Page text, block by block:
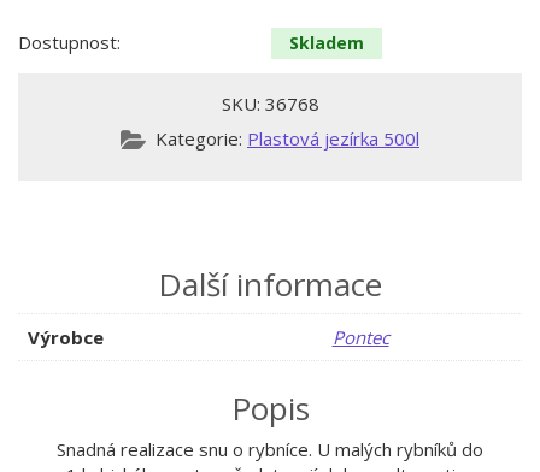
Dostupnost: Skladem
SKU: 36768
Kategorie: Plastová jezírka 500l
Další informace
Výrobce Pontec
Popis
Snadná realizace snu o rybníce. U malých rybníků do